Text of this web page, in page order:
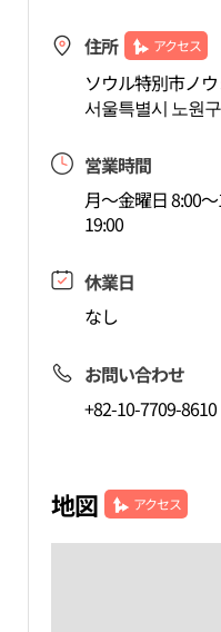
住所 アクセス
ソウル特別市ノ
서울특별시 노원
営業時間
月～金曜日 8:00
19:00
休業日
なし
お問い合わせ
+82-10-7709-8610
地図 アクセス